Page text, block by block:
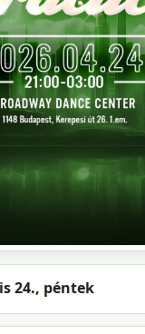
24., péntek